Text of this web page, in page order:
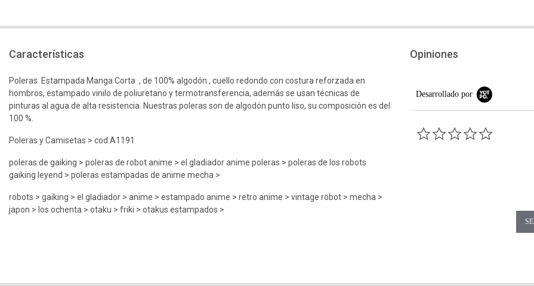
Características
Poleras Estampada Manga Corta , de 100% algodón , cuello redondo con costura reforzada en
hombros, estampado vinilo de poliuretano y termotransferencia, además se usan técnicas de
pinturas al agua de alta resistencia. Nuestras poleras son de algodón punto liso, su composición es del
100 %.
Poleras y Camisetas > cod:A1191
poleras de gaiking > poleras de robot anime > el gladiador anime poleras > poleras de los robots
gaiking leyend > poleras estampadas de anime mecha >
robots > gaiking > el gladiador > anime > estampado anime > retro anime > vintage robot > mecha >
japon > los ochenta > otaku > friki > otakus estampados >
Opiniones
Desarrollado por